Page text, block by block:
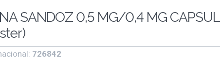
SANDOZ 0,5 MG/0,4 MG
726842